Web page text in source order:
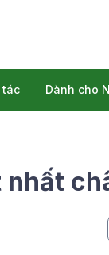
tác Dành cho